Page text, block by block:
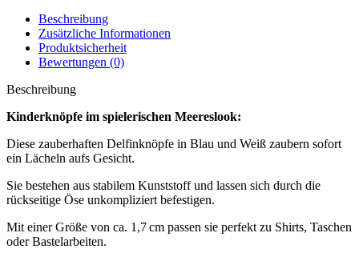
Beschreibung
Zusätzliche Informationen
Produktsicherheit
Bewertungen (0)
Beschreibung
Kinderknöpfe im spielerischen Meereslook:
Diese zauberhaften Delfinknöpfe in Blau und Weiß zaubern sofort
ein Lächeln aufs Gesicht.
Sie bestehen aus stabilem Kunststoff und lassen sich durch die
rückseitige Öse unkompliziert befestigen.
Mit einer Größe von ca. 1,7 cm passen sie perfekt zu Shirts, Taschen
oder Bastelarbeiten.